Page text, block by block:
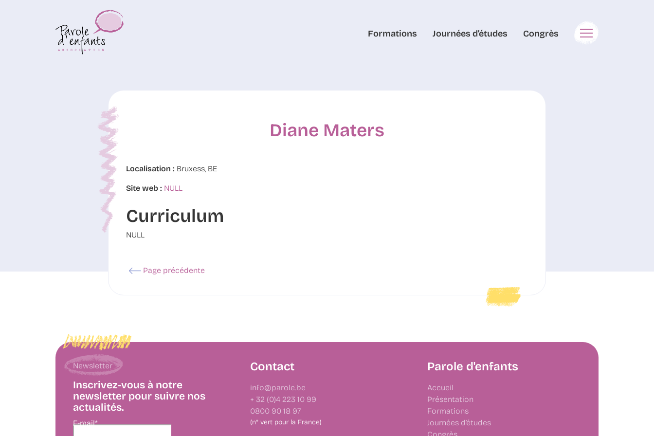
Formations Journées d’études Congrès
Diane Maters
Localisation : Bruxess, BE
Site web : NULL
Curriculum
NULL
Page précédente
Newsletter
Inscrivez-vous à notre
newsletter pour suivre nos
actualités.
E-mail*
Contact
info@parole.be
+ 32 (0)4 223 10 99
0800 90 18 97
(n° vert pour la France)
Parole d'enfants
Accueil
Présentation
Formations
Journées d’études
Congrès